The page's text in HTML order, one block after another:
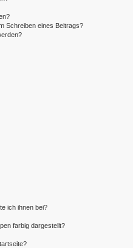
Schreiben eines Beitrags?
ich ihnen bei?
farbig dargestellt?